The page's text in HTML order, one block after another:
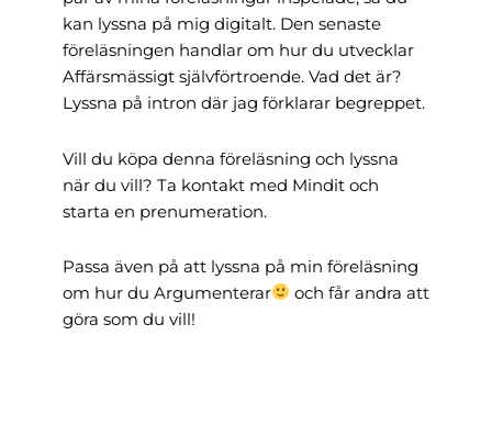
kan lyssna på mig digitalt. Den senaste
föreläsningen handlar om hur du utvecklar
Affärsmässigt självförtroende. Vad det är?
Lyssna på intron där jag förklarar begreppet.
Vill du köpa denna föreläsning och lyssna
när du vill? Ta kontakt med Minditoch
starta en prenumeration.
Passa även på att lyssna på min föreläsning
om hur du Argumenterar
och får andra att
göra som du vill!